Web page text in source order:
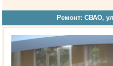
Ремонт: СВАО,